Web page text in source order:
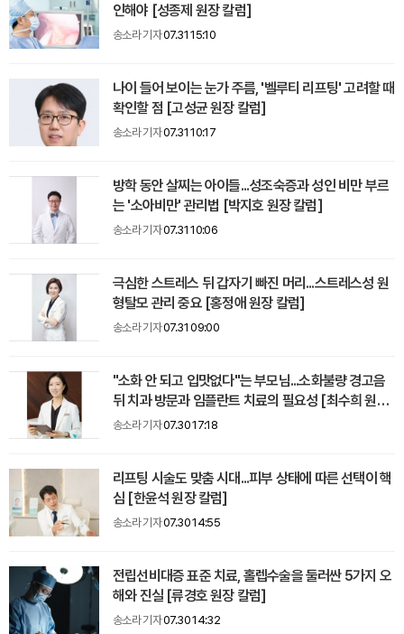
인해야 [성종제 원장 칼럼]
송소라 기자07.31 15:10
나이 들어 보이는 눈가 주름, '벨루티 리프팅' 고려할 때
확인할 점 [고성균 원장 칼럼]
송소라 기자07.31 10:17
방학 동안 살찌는 아이들...성조숙증과 성인 비만 부르
는 '소아비만' 관리법 [박지호 원장 칼럼]
송소라 기자07.31 10:06
극심한 스트레스 뒤 갑자기 빠진 머리...스트레스성 원
형탈모 관리 중요 [홍정애 원장 칼럼]
송소라 기자07.31 09:00
"소화 안 되고 입맛없다"는 부모님...소화불량 경고음
뒤 치과 방문과 임플란트 치료의 필요성 [최수희 원장
칼럼]
송소라 기자07.30 17:18
리프팅 시술도 맞춤 시대...피부 상태에 따른 선택이 핵
심 [한윤석 원장 칼럼]
송소라 기자07.30 14:55
전립선비대증 표준 치료, 홀렙수술을 둘러싼 5가지 오
해와 진실 [류경호 원장 칼럼]
송소라 기자07.30 14:32